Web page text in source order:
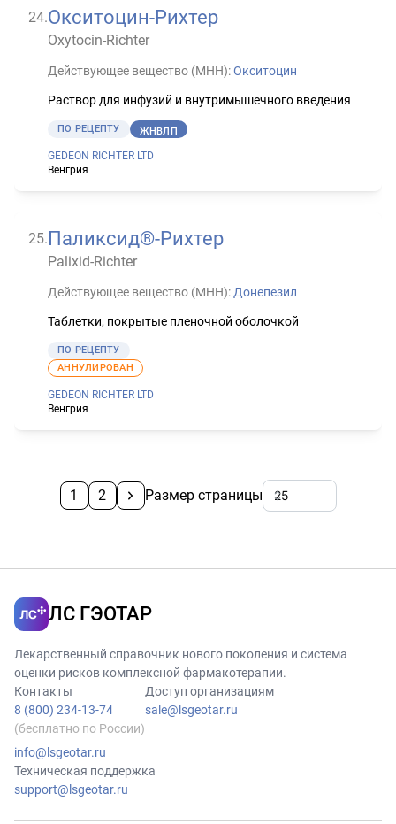
24.Окситоцин-Рихтер
Oxytocin-Richter
Действующее вещество (МНН):Окситоцин
Раствор для инфузий и внутримышечного введения
ПО РЕЦЕПТУ ЖНВЛП
GEDEON RICHTER LTD
Венгрия
25.Паликсид®-Рихтер
Palixid-Richter
Действующее вещество (МНН): Донепезил
Таблетки, покрытые пленочной оболочкой
ПО РЕЦЕПТУ
GEDEON RICHTER LTD
Венгрия
АННУЛИРОВАН
1 2 Размер страницы
ЛС ГЭОТАР
Лекарственный справочник нового поколения и система
оценки рисков комплексной фармакотерапии.
Контакты
8 (800) 234-13-74
(бесплатно по России)
info@lsgeotar.ru
Доступ организациям
sale@lsgeotar.ru
Техническая поддержка
support@lsgeotar.ru